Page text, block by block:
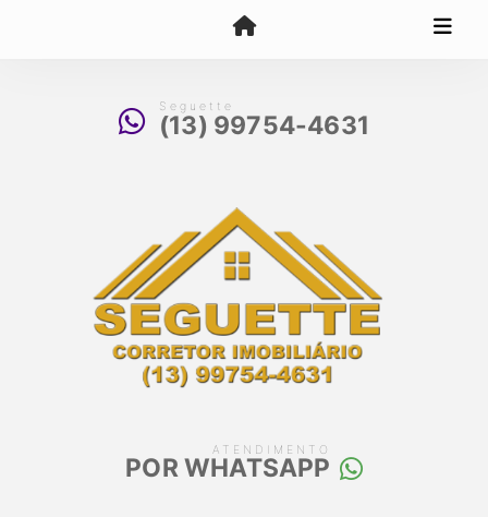
Seguette
(13) 99754-4631
ATENDIMENTO
POR WHATSAPP